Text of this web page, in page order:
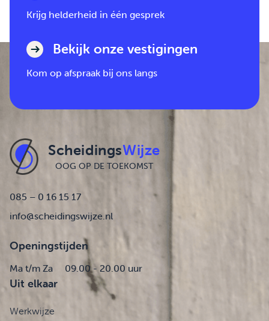
Krijg helderheid in één gesprek
Bekijk onze vestigingen
Kom op afspraak bij ons langs
ScheidingsWijze
OOG OP DE TOEKOMST
085 – 0 16 15 17
info@scheidingswijze.nl
Openingstijden
Ma t/m Za 09.00 - 20.00 uur
Uit elkaar
Werkwijze